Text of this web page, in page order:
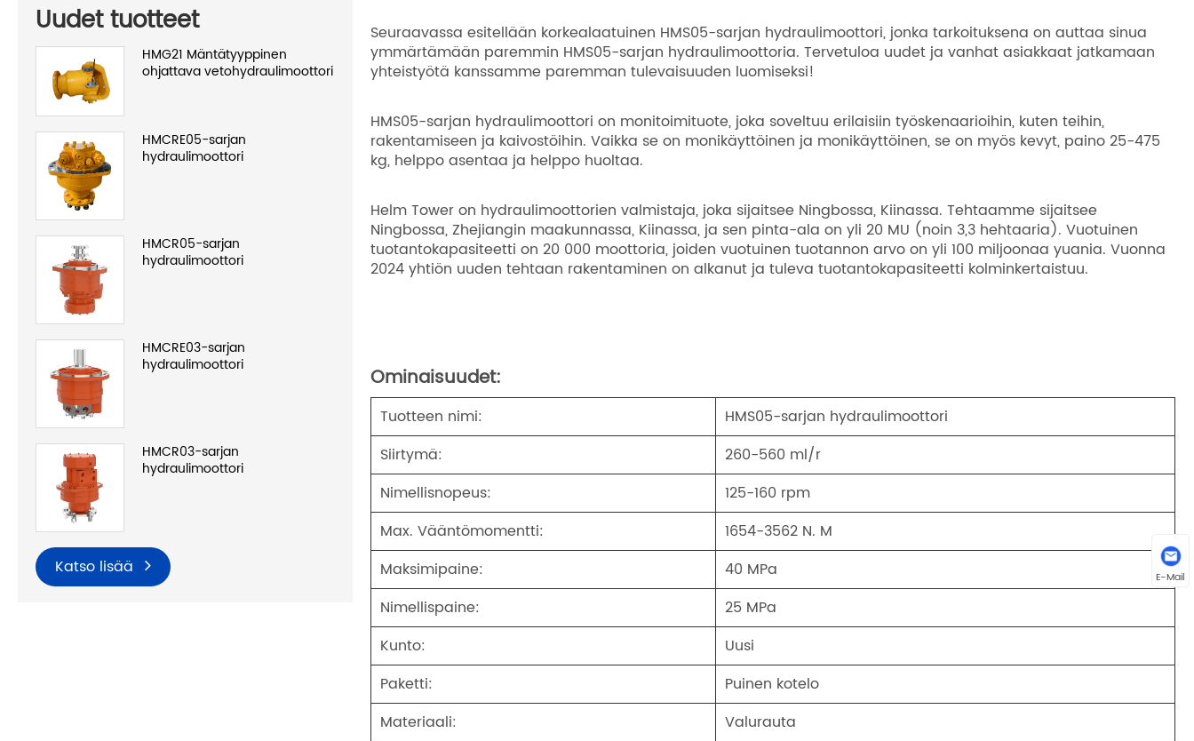
Uudet tuotteet
HMG21 Mäntätyyppinen
ohjattava vetohydraulimoottori
HMCRE05-sarjan
hydraulimoottori
HMCR05-sarjan
hydraulimoottori
HMCRE03-sarjan
hydraulimoottori
HMCR03-sarjan
hydraulimoottori
Katso lisää
Seuraavassa esitellään korkealaatuinen HMS05-sarjan hydraulimoottori, jonka tarkoituksena on auttaa sinua
ymmärtämään paremmin HMS05-sarjan hydraulimoottoria. Tervetuloa uudet ja vanhat asiakkaat jatkamaan
yhteistyötä kanssamme paremman tulevaisuuden luomiseksi!
HMS05-sarjan hydraulimoottori on monitoimituote, joka soveltuu erilaisiin työskenaarioihin, kuten teihin,
rakentamiseen ja kaivostöihin. Vaikka se on monikäyttöinen ja monikäyttöinen, se on myös kevyt, paino 25-475
kg, helppo asentaa ja helppo huoltaa.
Helm Tower on hydraulimoottorien valmistaja, joka sijaitsee Ningbossa, Kiinassa. Tehtaamme sijaitsee
Ningbossa, Zhejiangin maakunnassa, Kiinassa, ja sen pinta-ala on yli 20 MU (noin 3,3 hehtaaria). Vuotuinen
tuotantokapasiteetti on 20 000 moottoria, joiden vuotuinen tuotannon arvo on yli 100 miljoonaa yuania. Vuonna
2024 yhtiön uuden tehtaan rakentaminen on alkanut ja tuleva tuotantokapasiteetti kolminkertaistuu.
Ominaisuudet:
Tuotteen nimi:
HMS05-sarjan hydraulimoottori
Siirtymä:
260-560 ml/r
Nimellisnopeus:
125-160 rpm
Max. Vääntömomentti:
1654-3562 N. M
Maksimipaine:
40 MPa
Nimellispaine:
25 MPa
Kunto:
Uusi
Paketti:
Puinen kotelo
Materiaali:
Valurauta
E-Mail